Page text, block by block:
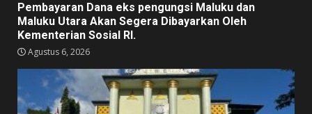
Pembayaran Dana eks pengungsi Maluku dan
Maluku Utara Akan Segera Dibayarkan Oleh
Kementerian Sosial RI.
Agustus 6, 2026